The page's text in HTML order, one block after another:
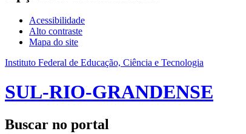
Acessibilidade
Alto contraste
Mapa do site
Instituto Federal de Educação, Ciência e Tecnologia
SUL-RIO-GRANDENSE
Buscar no portal